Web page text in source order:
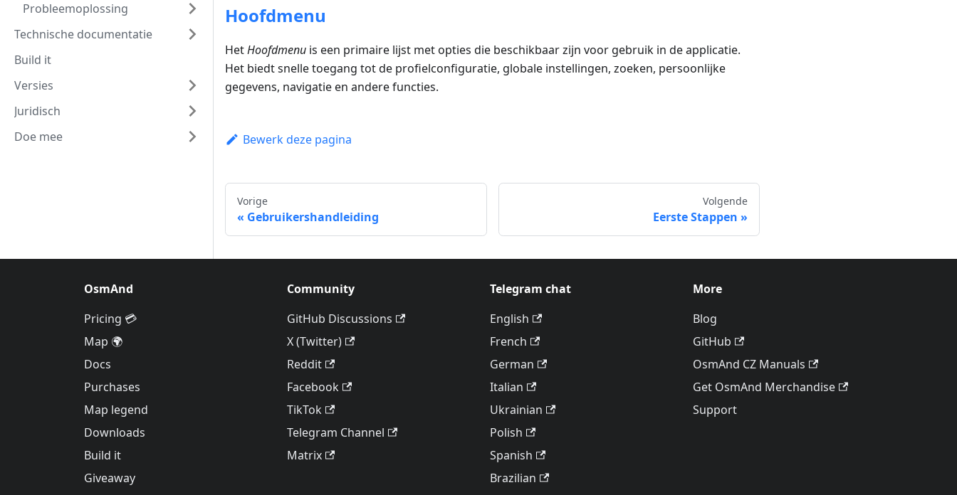
Probleemoplossing
Technische documentatie
Build it
Versies
Juridisch
Doe mee
Hoofdmenu
HetHoofdmenu is een primaire lijst met opties die beschikbaar zijn voor gebruik in de applicatie.
Het biedt snelle toegang tot de profielconfiguratie, globale instellingen, zoeken, persoonlijke
gegevens, navigatie en andere functies.
Bewerk deze pagina
Vorige
Gebruikershandleiding
Volgende
Eerste Stappen
OsmAnd
Pricing 💳
Map 🌍
Docs
Purchases
Map legend
Downloads
Build it
Giveaway
Community
GitHub Discussions
X (Twitter)
Reddit
Facebook
TikTok
Telegram Channel
Matrix
Telegram chat
English
French
German
Italian
Ukrainian
Polish
Spanish
Brazilian
More
Blog
GitHub
OsmAnd CZ Manuals
Get OsmAnd Merchandise
Support